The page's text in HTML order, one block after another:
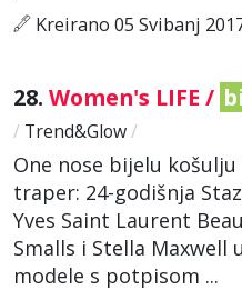
Kreirano 05 Svibanj
28. Women's LIFE /
/ Trend&Glow/
One nose bijelu
traper: 24-godišnja
Yves Saint Laurent
Smalls i Stella Maxwell
modele s potpisom ...